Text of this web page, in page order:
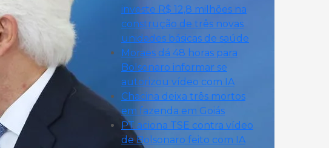
investe R$ 12,8 milhões na
construção de três novas
unidades básicas de saúde
Moraes dá 48 horas para
Bolsonaro informar se
autorizou vídeo com IA
Chacina deixa três mortos
em fazenda em Goiás
PT aciona TSE contra vídeo
de Bolsonaro feito com IA